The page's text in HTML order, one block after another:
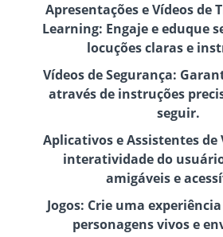
Apresentações e Vídeos de
Learning: Engaje e eduque
locuções claras e
Vídeos de Segurança:
através de instruções
seguir.
Aplicativos e Assistentes de
interatividade do
amigáveis e
Jogos: Crie uma
personagens vivos e